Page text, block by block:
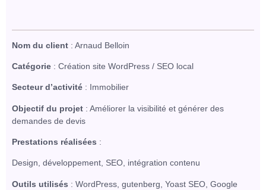
Nom du client : Arnaud Belloin
Catégorie : Création site WordPress / SEO local
Secteur d’activité : Immobilier
Objectif du projet : Améliorer la visibilité et générer des
demandes de devis
Prestations réalisées :
Design, développement, SEO, intégration contenu
Outils utilisés : WordPress, gutenberg, Yoast SEO, Google